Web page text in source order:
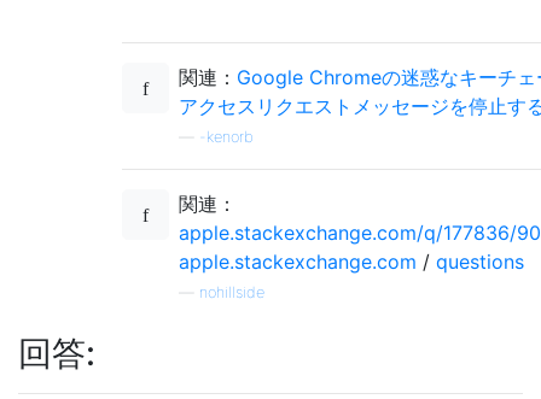
関連： Google Chromeの迷惑なキーチェ
アクセスリクエストメッセージを停止す
-kenorb
関連：
apple.stackexchange.com/q/177836/
apple.stackexchange.com / questions
nohillside
回答: